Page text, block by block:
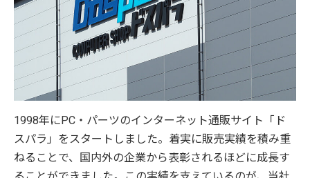
1998年にPC・パーツのインターネット通販サイト「ド
スパラ」をスタートしました。着実に販売実績を積み重
ねることで、国内外の企業から表彰されるほどに成長す